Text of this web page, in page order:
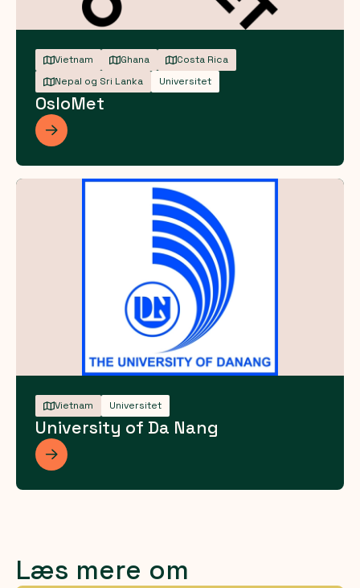
Vietnam Ghana
Costa Rica
Nepal og Sri Lanka
Universitet
OsloMet
Les mer
Vietnam Universitet
University of Da Nang
Les mer
Læs mere om